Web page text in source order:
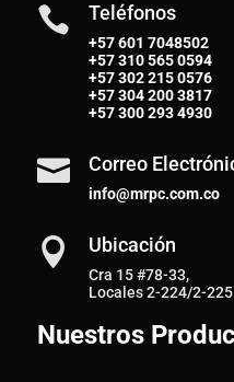
 Teléfonos
+57 601 7048502
+57310 565 0594
+57302 215 0576
+57304 200 3817
+57300 293 4930
 Correo
info@mrpc.com.co
 Ubicación
Cra 15 #78-33,
Locales 2-224/2-225
Nuestros